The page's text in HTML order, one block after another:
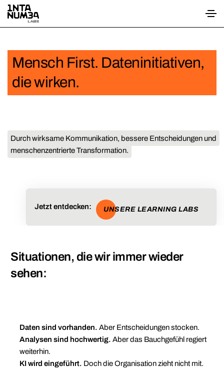
Mensch First. Dateninitiativen,
die wirken.
Durch wirksame Kommunikation, bessere Entscheidungen und
menschenzentrierte Transformation.
Jetzt entdecken: UNSERE LEARNING LABS
Situationen, die wir immer wieder
sehen:
Daten sind vorhanden. Aber Entscheidungen stocken.
Analysen sind hochwertig. Aber das Bauchgefühl regiert
weiterhin.
KI wird eingeführt. Doch die Organisation zieht nicht mit.